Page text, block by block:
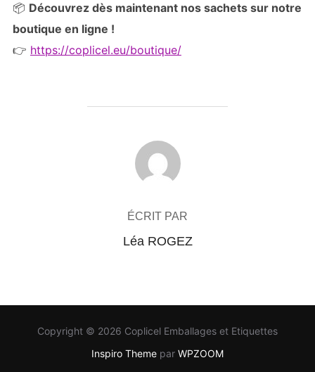
📦 Découvrez dès maintenant nos sachets sur notre
boutique en ligne !
👉 https://coplicel.eu/boutique/
AUTEUR DE LA PUBLICATION
ÉCRIT PAR
Léa ROGEZ
Copyright © 2026 Coplicel Emballages et Etiquettes
Inspiro Theme par WPZOOM